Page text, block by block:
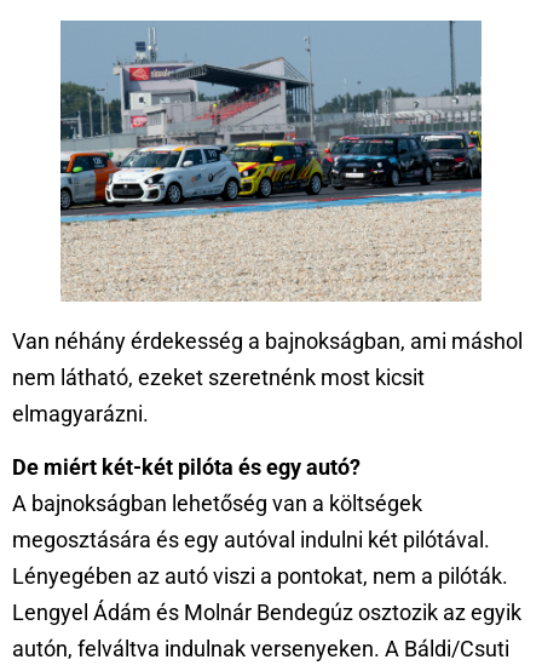
Van néhány érdekesség a bajnokságban, ami máshol
nem látható, ezeket szeretnénk most kicsit
elmagyarázni.
De miért két-két pilóta és egy autó?
A bajnokságban lehetőség van a költségek
megosztására és egy autóval indulni két pilótával.
Lényegében az autó viszi a pontokat, nem a pilóták.
Lengyel Ádám és Molnár Bendegúz osztozik az egyik
autón, felváltva indulnak versenyeken. A Báldi/Csuti